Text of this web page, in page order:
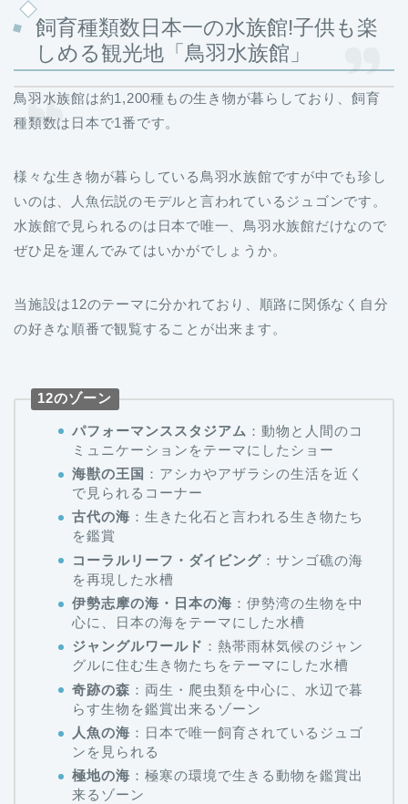
飼育種類数日本一の水族館!子供も楽
しめる観光地「鳥羽水族館」
鳥羽水族館は約1,200種もの生き物が暮らしており、飼育
種類数は日本で1番です。
様々な生き物が暮らしている鳥羽水族館ですが中でも珍し
いのは、人魚伝説のモデルと言われているジュゴンです。
水族館で見られるのは日本で唯一、鳥羽水族館だけなので
ぜひ足を運んでみてはいかがでしょうか。
当施設は12のテーマに分かれており、順路に関係なく自分
の好きな順番で観覧することが出来ます。
12のゾーン
パフォーマンススタジアム ：動物と人間のコ
ミュニケーションをテーマにしたショー
海獣の王国 ：アシカやアザラシの生活を近く
で見られるコーナー
古代の海 ：生きた化石と言われる生き物たち
を鑑賞
コーラルリーフ・ダイビング：サンゴ礁の海
を再現した水槽
伊勢志摩の海・日本の海 ：伊勢湾の生物を中
心に、日本の海をテーマにした水槽
ジャングルワールド ：熱帯雨林気候のジャン
グルに住む生き物たちをテーマにした水槽
奇跡の森 ：両生・爬虫類を中心に、水辺で暮
らす生物を鑑賞出来るゾーン
人魚の海 ：日本で唯一飼育されているジュゴ
ンを見られる
極地の海 ：極寒の環境で生きる動物を鑑賞出
来るゾーン